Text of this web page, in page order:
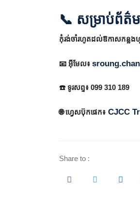
📞 សម្រាប់ព័ត៌ម
កុំរង់ចាំរហូតដល់ឱកាសកន្លងហួ
📧 អ៊ីមែល៖
☎️ ទូរសព្ទ៖ 099 310 189
🌐 ហ្វេសប៊ុកផេក៖ CJCC
Share to :